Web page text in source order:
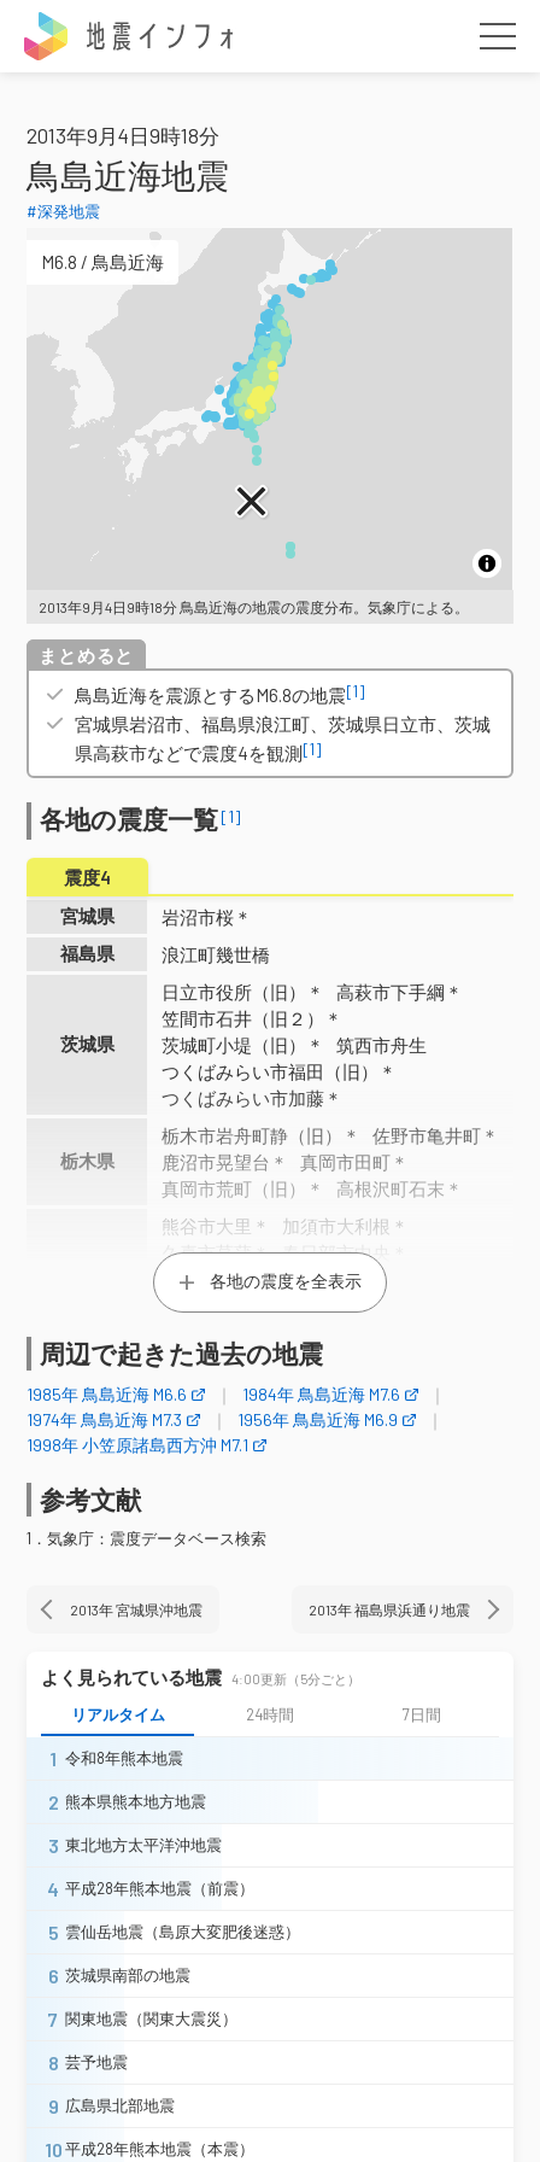
2013年9月4日9時18分
鳥島近海地震
#深発地震
M6.8 / 鳥島近海
2013年9月4日9時18分 鳥島近海の地震の震度分布。気象庁による。
概要
鳥島近海を震源とするM6.8の地震[1]
宮城県岩沼市、福島県浪江町、茨城県日立市、茨城
県高萩市などで震度4を観測[1]
各地の震度一覧[1]
震度4
宮城県
岩沼市桜＊
福島県
浪江町幾世橋
茨城県
日立市役所（旧）＊
高萩市下手綱＊
笠間市石井（旧２）＊
茨城町小堤（旧）＊
筑西市舟生
つくばみらい市福田（旧）＊
つくばみらい市加藤＊
栃木県
栃木市岩舟町静（旧）＊
佐野市亀井町＊
鹿沼市晃望台＊
真岡市田町＊
真岡市荒町（旧）＊
高根沢町石末＊
熊谷市大里＊
加須市大利根＊
久喜市菖蒲＊ 春日部市中央＊
春日部市谷原新田＊ 宮代町笠原＊
さいたま大宮区天沼町＊
千葉県
千葉中央区都町＊
神奈川県
二宮町中里＊
青森県
岩手県
普代村銅屋＊
宮城県
栗原市金成（旧）＊
登米市米山町＊
大崎市古川三日町 大崎市古川北町＊
大崎市松山＊ 大崎市三本木＊
大崎市田尻（旧）＊
角田市角田＊
大河原町新南＊
山元町浅生原＊
松島町高城
山形県
上山市河崎＊ 中山町長崎＊
福島市五老内町＊
白河市八幡小路（旧）＊
各地の震度を全表示
周辺で起きた過去の地震
1985年 鳥島近海 M6.6
1984年 鳥島近海 M7.6
1974年 鳥島近海 M7.3
1956年 鳥島近海 M6.9
1998年 小笠原諸島西方沖 M7.1
参考文献
1．気象庁：震度データベース検索
2013年 宮城県沖地震 2013年 福島県浜通り地震
よく見られている地震 4:00更新（5分ごと）
リアルタイム 24時間 7日間
1 令和8年熊本地震
2 熊本県熊本地方地震
3 東北地方太平洋沖地震
4 平成28年熊本地震（前震）
5 雲仙岳地震（島原大変肥後迷惑）
6 茨城県南部の地震
7 関東地震（関東大震災）
8 芸予地震
9 広島県北部地震
10 平成28年熊本地震（本震）